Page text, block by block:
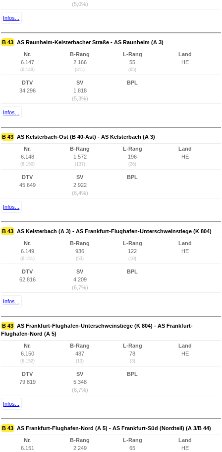
(5,0%)
Infos...
B 43 AS Raunheim-Kelsterbacher Straße - AS Raunheim (A 3)
Nr.
6.147
(6.149)
B-Rang
2.166
(311)
L-Rang
55
(65)
Land
HE
DTV
34.296
SV
1.818
(5,3%)
BPL
Infos...
B 43 AS Kelsterbach-Ost (B 40-Ast) - AS Kelsterbach (A 3)
Nr.
6.148
(6.150)
B-Rang
1.572
(137)
L-Rang
196
(26)
Land
HE
DTV
45.649
SV
2.922
(6,4%)
BPL
Infos...
B 43 AS Kelsterbach (A 3) - AS Frankfurt-Flughafen-Unterschweinstiege (K 804)
Nr.
6.149
(6.151)
B-Rang
936
(53)
L-Rang
122
(10)
Land
HE
DTV
62.816
SV
4.209
(6,7%)
BPL
Infos...
B 43 AS Frankfurt-Flughafen-Unterschweinstiege (K 804) - AS Frankfurt-
Flughafen-Nord (A 5)
Nr.
6.150
(6.152)
B-Rang
487
(13)
L-Rang
78
(3)
Land
HE
DTV
79.819
SV
5.348
(6,7%)
BPL
Infos...
B 43 AS Frankfurt-Flughafen-Nord (A 5) - AS Frankfurt-Süd (Nordteil) (A 3/B 44)
Nr.
6.151
B-Rang
2.249
L-Rang
65
Land
HE